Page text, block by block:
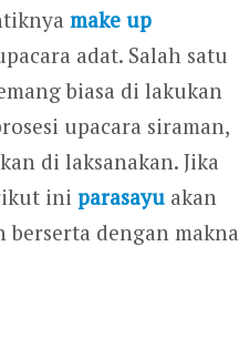
make up
adat. Salah satu
biasa di lakukan
upacara siraman,
di laksanakan. Jika
ini parasayu akan
dengan makna